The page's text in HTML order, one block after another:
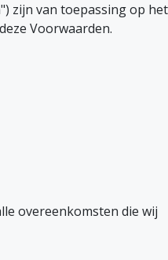
zijn van toepassing op het
Voorwaarden.
overeenkomsten die wij